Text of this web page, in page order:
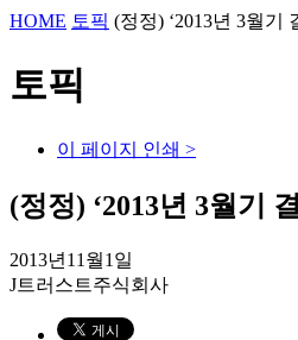
HOME 토픽 (정정) ‘2013년 3월기
토픽
이 페이지 인쇄 >
(정정) ‘2013년 3월기
2013년11월1일
J트러스트주식회사